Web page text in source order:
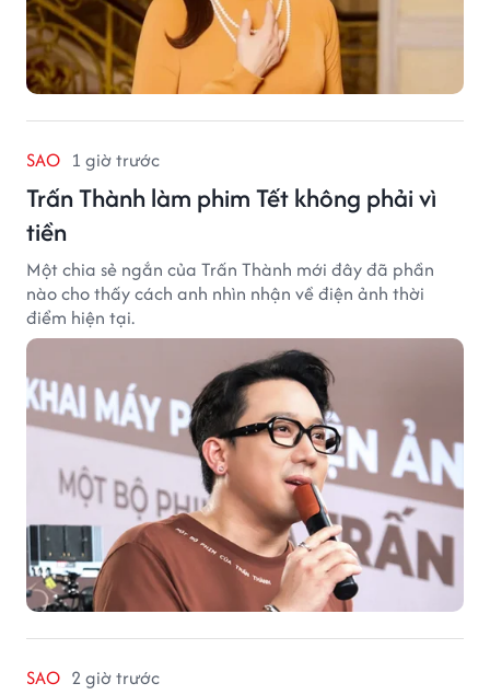
SAO 1 giờ trước
Trấn Thành làm phim Tết không phải vì
tiền
Một chia sẻ ngắn của Trấn Thành mới đây đã phần
nào cho thấy cách anh nhìn nhận về điện ảnh thời
điểm hiện tại.
SAO 2 giờ trước